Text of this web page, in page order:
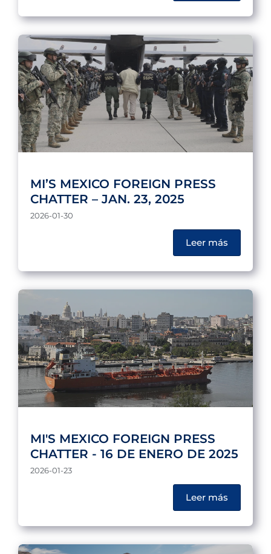
MI’S MEXICO FOREIGN PRESS
CHATTER – JAN. 23, 2025
2026-01-30
Leer más
MI'S MEXICO FOREIGN PRESS
CHATTER - 16 DE ENERO DE 2025
2026-01-23
Leer más